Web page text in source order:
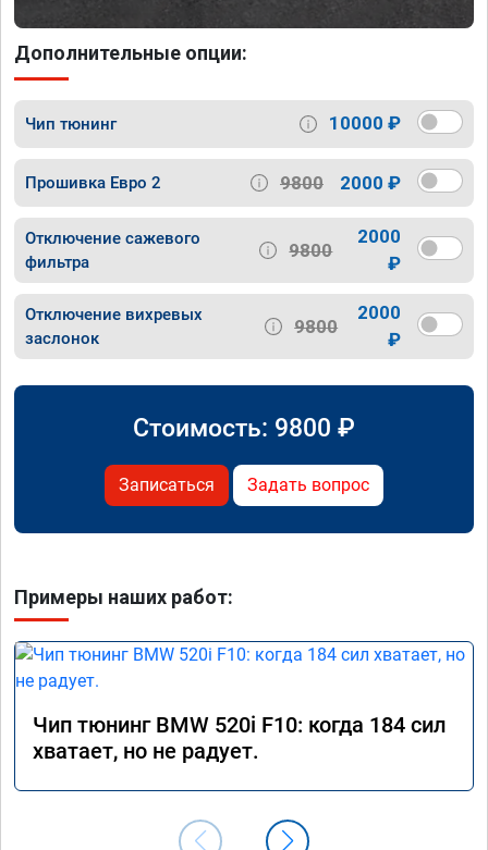
Дополнительные опции:
Чип тюнинг 10000 ₽
Прошивка Евро 2 9800 2000 ₽
Отключение сажевого
фильтра
9800
2000
₽
Отключение вихревых
заслонок
9800
2000
₽
Стоимость: 9800 ₽
Записаться Задать вопрос
Примеры наших работ:
Чип тюнинг BMW 520i F10: когда 184 сил
хватает, но не радует.